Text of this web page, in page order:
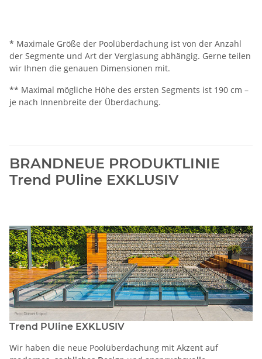
* Maximale Größe der Poolüberdachung ist von der Anzahl
der Segmente und Art der Verglasung abhängig. Gerne teilen
wir Ihnen die genauen Dimensionen mit.
** Maximal mögliche Höhe des ersten Segments ist 190 cm –
je nach Innenbreite der Überdachung.
BRANDNEUE PRODUKTLINIE
Trend PUline EXKLUSIV
Trend PUline EXKLUSIV
Wir haben die neue Poolüberdachung mit Akzent auf